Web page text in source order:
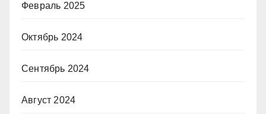
Февраль 2025
Октябрь 2024
Сентябрь 2024
Август 2024